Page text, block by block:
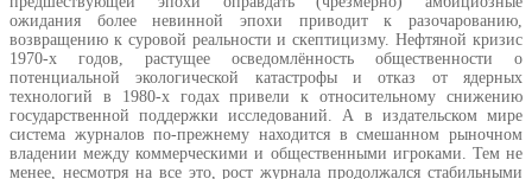
ожидания более невинной эпохи приводит к разочарованию,
возвращению к суровой реальности и скептицизму. Нефтяной кризис
1970-х годов, растущее осведомлённость общественности о
потенциальной экологической катастрофы и отказ от ядерных
технологий в 1980-х годах привели к относительному снижению
государственной поддержки исследований. А в издательском мире
система журналов по-прежнему находится в смешанном рыночном
владении между коммерческими и общественными игроками. Тем не
менее, несмотря на все это, рост журнала продолжался стабильными